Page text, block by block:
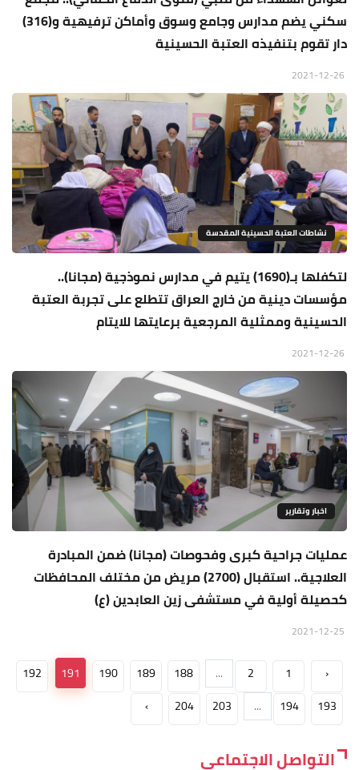
سكني يضم مدارس وجامع وسوق وأماكن ترفيهية و(316)
دار تقوم بتنفيذه العتبة الحسينية
نشاطات العتبة الحسينية المقدسة
لتكفلها بـ(1690) يتيم في مدارس نموذجية (مجانا)..
مؤسسات دينية من خارج العراق تتطلع على تجربة العتبة
الحسينية وممثلية المرجعية برعايتها للايتام
اخبار وتقارير
عمليات جراحية كبرى وفحوصات (مجانا) ضمن المبادرة
العلاجية.. استقبال (2700) مريض من مختلف المحافظات
كحصيلة أولية في مستشفى زين العابدين (ع)
‹
1
2
...
188
189
190
191
192
193
194
...
203
204
›
التواصل الاجتماعي